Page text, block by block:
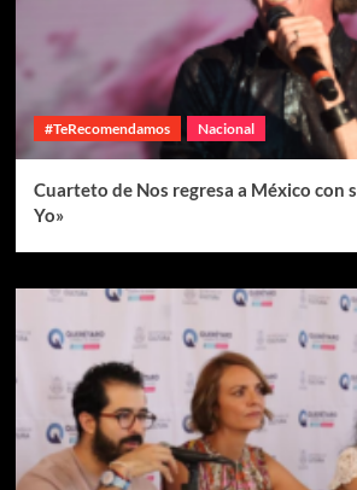
#TeRecomendamos Nacional
Cuarteto de Nos regresa a México con
Yo»